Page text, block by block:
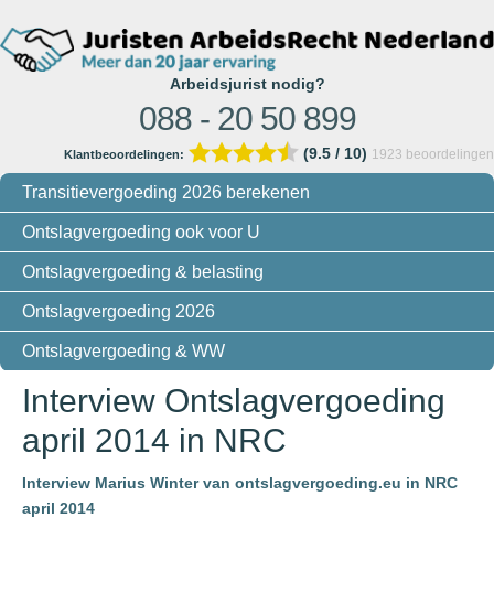
Arbeidsjurist nodig?
088 - 20 50 899
Klantbeoordelingen: (9.5 / 10) 1923 beoordelingen
Transitievergoeding 2026 berekenen
Ontslagvergoeding ook voor U
Ontslagvergoeding & belasting
Ontslagvergoeding 2026
Ontslagvergoeding & WW
Interview Ontslagvergoeding
april 2014 in NRC
Interview Marius Winter van ontslagvergoeding.eu in NRC
april 2014